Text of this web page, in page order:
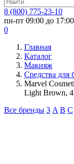
8 (800) 775-23-10
пн-пт 09:00 до 17:00
0
Главная
Каталог
Макияж
Средства для
Marvel
Light Brown,
Все бренды 3 A B C